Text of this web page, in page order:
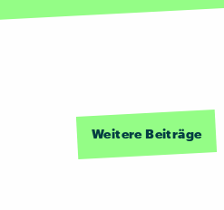
Weitere Beiträge